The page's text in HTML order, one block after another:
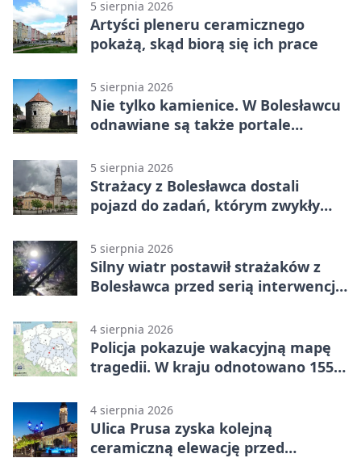
5 sierpnia 2026
Artyści pleneru ceramicznego
pokażą, skąd biorą się ich prace
5 sierpnia 2026
Nie tylko kamienice. W Bolesławcu
odnawiane są także portale
5 sierpnia 2026
Strażacy z Bolesławca dostali
pojazd do zadań, którym zwykły
5 sierpnia 2026
Silny wiatr postawił strażaków z
Bolesławca przed serią interwencji -
4 sierpnia 2026
Policja pokazuje wakacyjną mapę
tragedii. W kraju odnotowano 155
4 sierpnia 2026
Ulica Prusa zyska kolejną
ceramiczną elewację przed